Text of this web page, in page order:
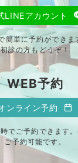
LINEアカウント
簡単に予約ができま
初診の方もどうぞ！
WEB予約
ンライン予約
でご予約できます
ご予約可能です。